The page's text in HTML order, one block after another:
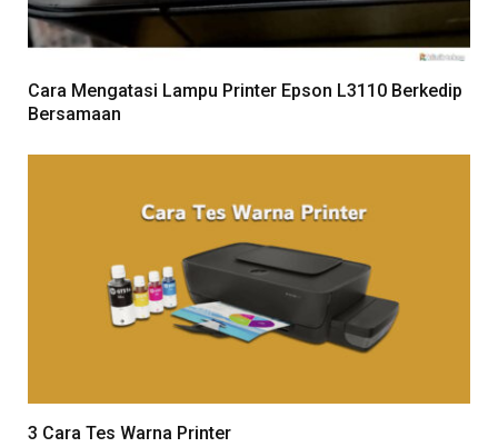
Cara Mengatasi Lampu Printer Epson L3110 Berkedip
Bersamaan
3 Cara Tes Warna Printer